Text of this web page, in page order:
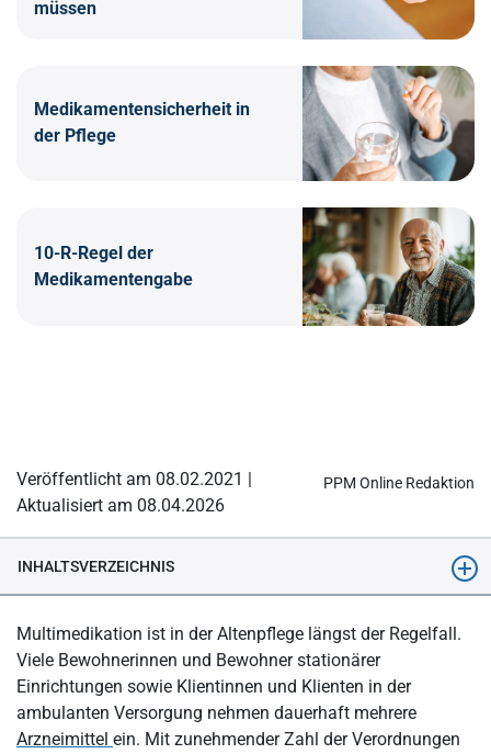
müssen
Medikamentensicherheit in
der Pflege
10-R-Regel der
Medikamentengabe
Veröffentlicht am 08.02.2021 |
Aktualisiert am 08.04.2026
PPM Online Redaktion
INHALTSVERZEICHNIS
Medikationsplan?
Verantwortung und Aktualisierung
Welche Angaben muss ein Medikationsplan zwingend
enthalten?
Multimedikation ist in der Altenpflege längst der Regelfall.
Viele Bewohnerinnen und Bewohner stationärer
Einrichtungen sowie Klientinnen und Klienten in der
ambulanten Versorgung nehmen dauerhaft mehrere
Arzneimittel ein. Mit zunehmender Zahl der Verordnungen